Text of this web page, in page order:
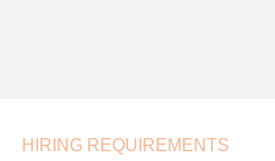
HIRING REQUIREMENTS